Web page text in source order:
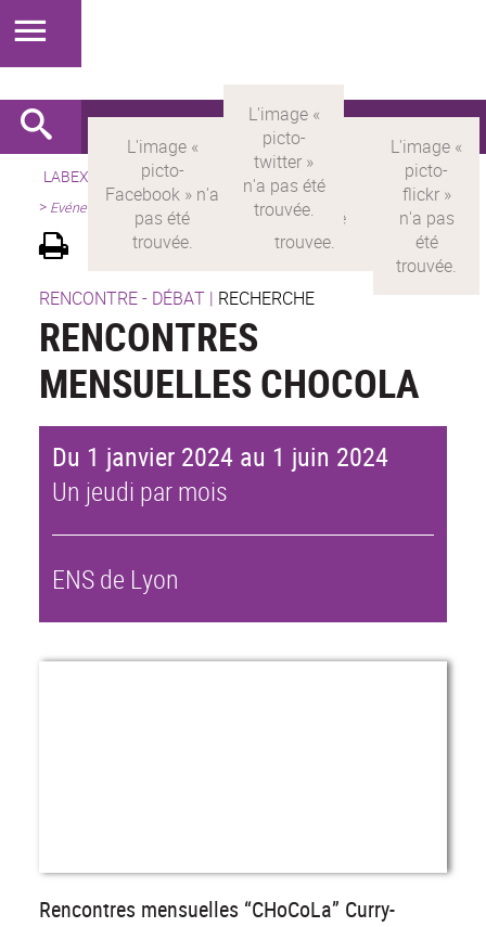
LABEX > LABEX MILYON Version française
Présentation
> Evénements scientifiques
RENCONTRE - DÉBAT | RECHERCHE
RENCONTRES
MENSUELLES CHOCOLA
Du 1 janvier 2024 au 1 juin 2024
Un jeudi par mois
ENS de Lyon
Rencontres mensuelles “CHoCoLa” Curry-